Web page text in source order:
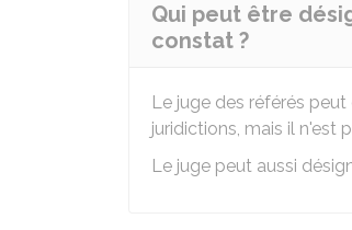
Qui peut être
constat ?
Le juge des référés peut
juridictions, mais il n'est
Le juge peut aussi